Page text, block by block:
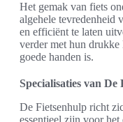
Het gemak van fiets
algehele tevredenheid
en efficiënt te laten
verder met hun
goede handen is.
Specialisaties van De
De Fietsenhulp richt
essentieel zijn voor